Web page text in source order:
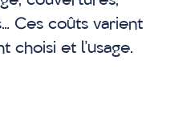
Ces coûts varient
choisi et l’usage.